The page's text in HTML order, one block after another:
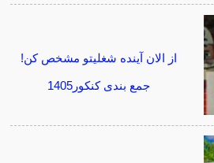
از الان آینده شغلیتو مشخص کن!
جمع بندی کنکور1405